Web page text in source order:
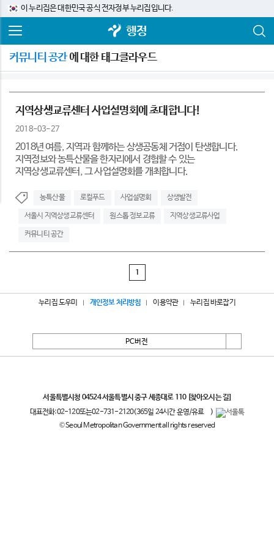
이 누리집은 대한민국 공식 전자정부 누리집입니다.
행정
커뮤니티 공간에 대한 태그클라우드
지역상생교류센터 사업설명회에 초대합니다!
2018-03-27
2018년 여름, 지역과 함께하는 상생공동체 거점이 탄생합니다.
지역정보와 농특산물을 한자리에서 경험할 수 있는
지역상생교류센터, 그 사업설명회를 개최합니다.
농특산물 로컬푸드 사업설명회 상생발전
서울시 지역상생교류센터 원스톱 정보교류 지역상생교류사업
커뮤니티 공간
1
누리집 도우미 개인정보 처리방침 이용약관 누리집 바로잡기
PC버전
서울특별시청 04524 서울특별시 중구 세종대로 110 [찾아오시는 길]
대표전화:02-120또는02-731-2120(365일 24시간 운영/유료
)
© Seoul Metropolitan Government all rights reserved